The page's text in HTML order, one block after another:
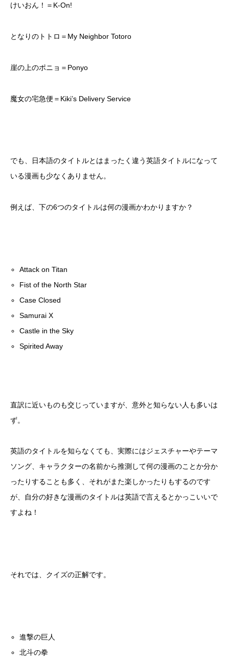
けいおん！＝K-On!
となりのトトロ＝My Neighbor Totoro
崖の上のポニョ＝Ponyo
魔女の宅急便＝Kiki’s Delivery Service
でも、日本語のタイトルとはまったく違う英語タイトルになって
いる漫画も少なくありません。
例えば、下の6つのタイトルは何の漫画かわかりますか？
Attack on Titan
Fist of the North Star
Case Closed
Samurai X
Castle in the Sky
Spirited Away
直訳に近いものも交じっていますが、意外と知らない人も多いは
ず。
英語のタイトルを知らなくても、実際にはジェスチャーやテーマ
ソング、キャラクターの名前から推測して何の漫画のことか分か
ったりすることも多く、それがまた楽しかったりもするのです
が、自分の好きな漫画のタイトルは英語で言えるとかっこいいで
すよね！
それでは、クイズの正解です。
進撃の巨人
北斗の拳